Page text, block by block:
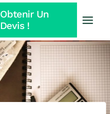
Obtenir Un
Devis !